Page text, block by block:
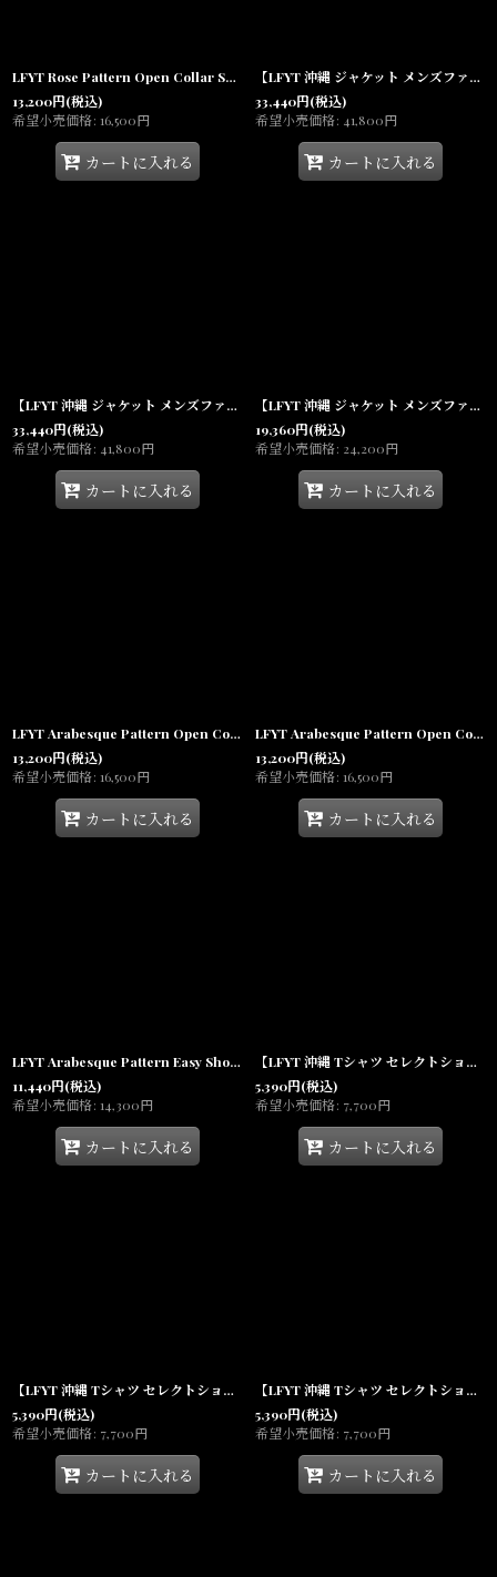
LFYT Rose Pattern Open Collar Shirt Navy ローズ オープンカラー シャツ 半袖シャツ
13,200円(税込)
希望小売価格: 16,500円
カートに入れる
【LFYT 沖縄 ジャケット メンズファッション 通販】Heritage Melton Emblem Jacket Black スタジャン スナップ モノグラムLFロゴ チェーンステッチ メルトン
33,440円(税込)
希望小売価格: 41,800円
カートに入れる
【LFYT 沖縄 ジャケット メンズファッション 通販】Heritage Melton Emblem Jacket Green スタジャン スナップ モノグラムLFロゴ チェーンステッチ メルトン
33,440円(税込)
希望小売価格: 41,800円
カートに入れる
【LFYT 沖縄 ジャケット メンズファッション 通販】Ombre Anorak Jacket オンブレチェック アノラック Lafayette
19,360円(税込)
希望小売価格: 24,200円
カートに入れる
LFYT Arabesque Pattern Open Collar Shirt Navy 半袖 開襟シャツ
13,200円(税込)
希望小売価格: 16,500円
カートに入れる
LFYT Arabesque Pattern Open Collar Shirt 半袖 開襟シャツ
13,200円(税込)
希望小売価格: 16,500円
カートに入れる
LFYT Arabesque Pattern Easy Shorts イージーショーツ ハーフパンツ
11,440円(税込)
希望小売価格: 14,300円
カートに入れる
【LFYT 沖縄 Tシャツ セレクトショップ 通販】Full Speed Tee Teal 半袖
5,390円(税込)
希望小売価格: 7,700円
カートに入れる
【LFYT 沖縄 Tシャツ セレクトショップ 通販】Full Speed Tee White 半袖
5,390円(税込)
希望小売価格: 7,700円
カートに入れる
【LFYT 沖縄 Tシャツ セレクトショップ 通販】Full Speed Tee Black 半袖
5,390円(税込)
希望小売価格: 7,700円
カートに入れる